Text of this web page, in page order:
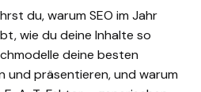
du,warum SEO im Jahr
wie du deine Inhalte so
deine besten
und präsentieren, und warum